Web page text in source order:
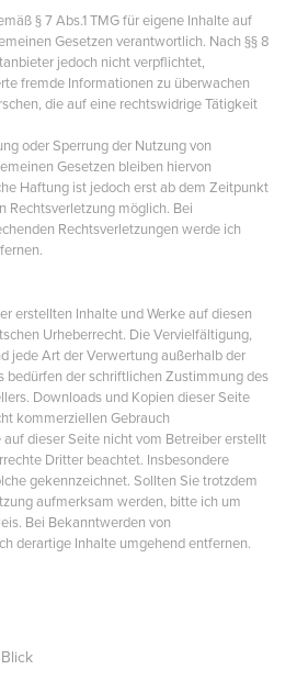
§ 7 Abs.1 TMG für eigene Inhalte auf
Gesetzen verantwortlich. Nach §§ 8
jedoch nicht verpflichtet,
fremde Informationen zu überwachen
die auf eine rechtswidrige Tätigkeit
oder Sperrung der Nutzung von
Gesetzen bleiben hiervon
Haftung ist jedoch erst ab dem Zeitpunkt
Rechtsverletzung möglich. Bei
Rechtsverletzungen werde ich
erstellten Inhalte und Werke auf diesen
Urheberrecht. Die Vervielfältigung,
jede Art der Verwertung außerhalb der
bedürfen der schriftlichen Zustimmung des
Downloads und Kopien dieser Seite
kommerziellen Gebrauch
dieser Seite nicht vom Betreiber erstellt
Dritter beachtet. Insbesondere
gekennzeichnet. Sollten Sie trotzdem
aufmerksam werden, bitte ich um
Bei Bekanntwerden von
derartige Inhalte umgehend entfernen.